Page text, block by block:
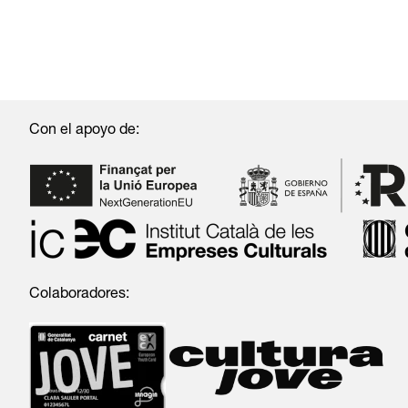
Con el apoyo de:
Colaboradores: